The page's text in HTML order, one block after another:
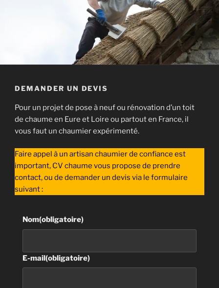
DEMANDER UN DEVIS
Pour un projet de pose à neuf ou rénovation d’un toit
de chaume en Eure et Loire ou partout en France, il
vous faut un chaumier expérimenté.
Faire appel à un artisan chaumier de confiance est
important, CV chaume vous propose de prendre
contact, ou de demander un devis via le formulaire
suivant :
Nom(obligatoire)
E-mail(obligatoire)